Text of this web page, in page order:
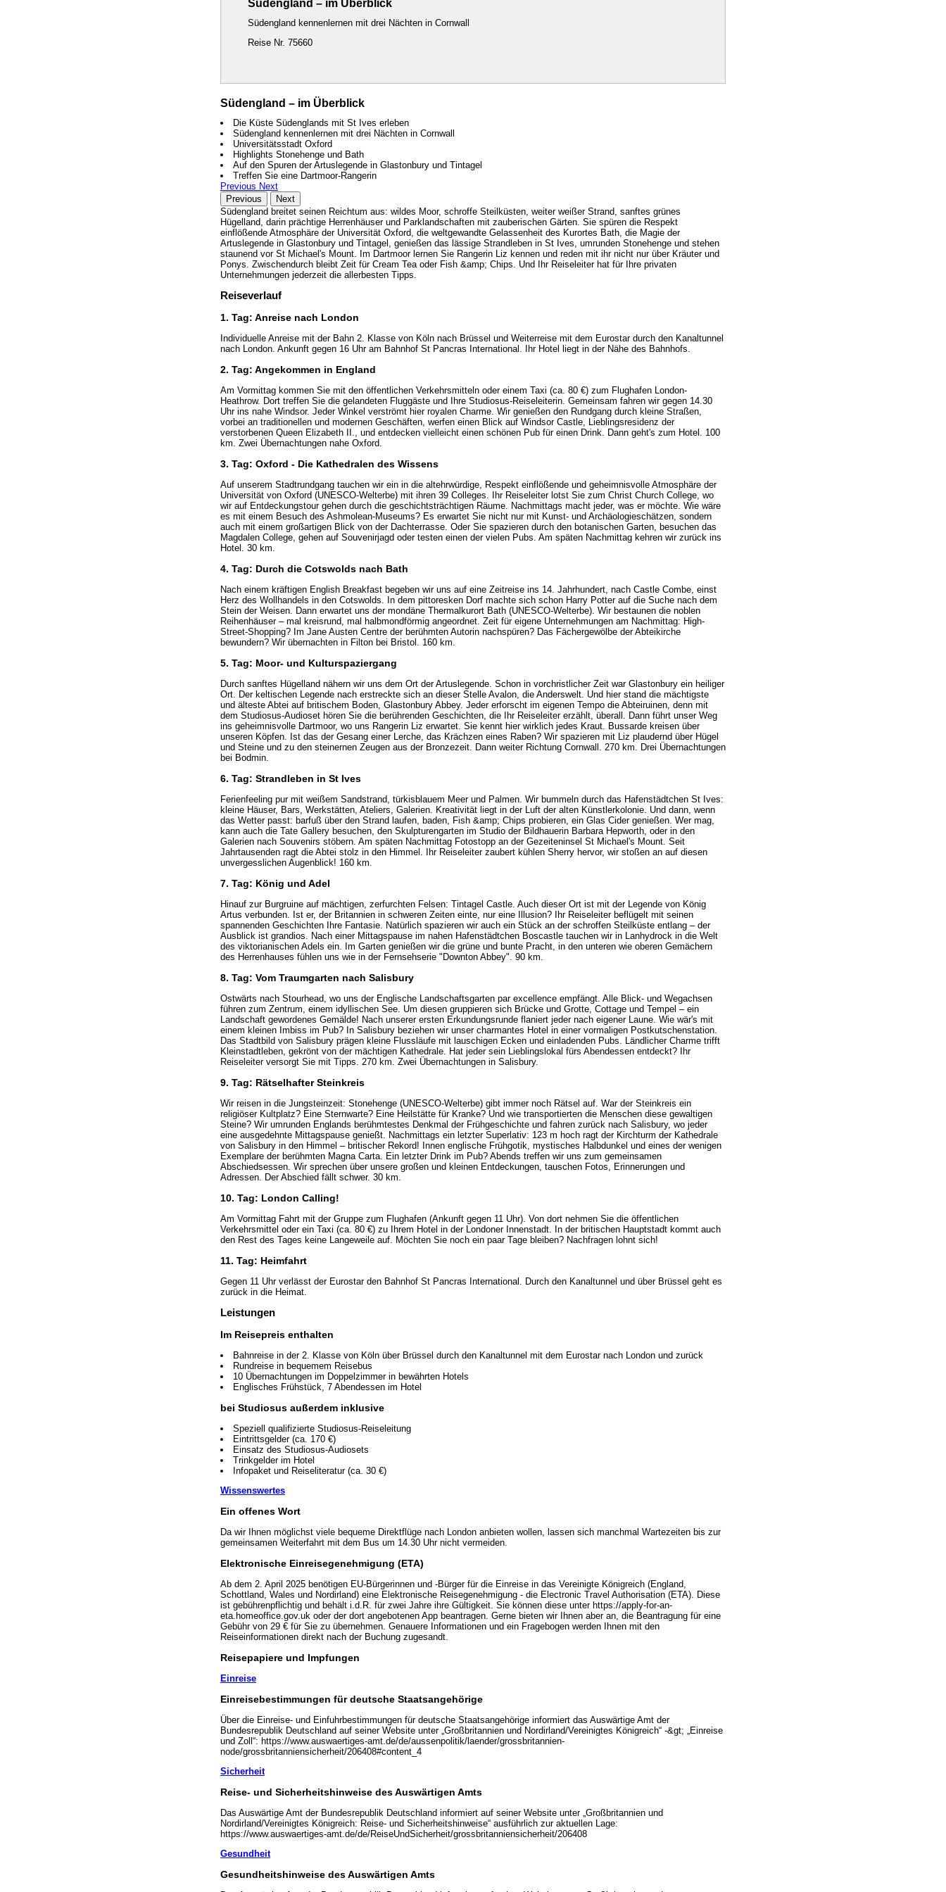
Südengland – im Überblick
Südengland kennenlernen mit drei Nächten in Cornwall
Reise Nr. 75660
Südengland – im Überblick
Die Küste Südenglands mit St Ives erleben
Südengland kennenlernen mit drei Nächten in Cornwall
Universitätsstadt Oxford
Highlights Stonehenge und Bath
Auf den Spuren der Artuslegende in Glastonbury und Tintagel
Treffen Sie eine Dartmoor-Rangerin
Previous Next
Previous
Next
Südengland breitet seinen Reichtum aus: wildes Moor, schroffe Steilküsten, weiter weißer Strand, sanftes grünes
Hügelland, darin prächtige Herrenhäuser und Parklandschaften mit zauberischen Gärten. Sie spüren die Respekt
einflößende Atmosphäre der Universität Oxford, die weltgewandte Gelassenheit des Kurortes Bath, die Magie der
Artuslegende in Glastonbury und Tintagel, genießen das lässige Strandleben in St Ives, umrunden Stonehenge und stehen
staunend vor St Michael's Mount. Im Dartmoor lernen Sie Rangerin Liz kennen und reden mit ihr nicht nur über Kräuter und
Ponys. Zwischendurch bleibt Zeit für Cream Tea oder Fish &amp; Chips. Und Ihr Reiseleiter hat für Ihre privaten
Unternehmungen jederzeit die allerbesten Tipps.
Reiseverlauf
1. Tag: Anreise nach London
Individuelle Anreise mit der Bahn 2. Klasse von Köln nach Brüssel und Weiterreise mit dem Eurostar durch den Kanaltunnel
nach London. Ankunft gegen 16 Uhr am Bahnhof St Pancras International. Ihr Hotel liegt in der Nähe des Bahnhofs.
2. Tag: Angekommen in England
Am Vormittag kommen Sie mit den öffentlichen Verkehrsmitteln oder einem Taxi (ca. 80 €) zum Flughafen London-
Heathrow. Dort treffen Sie die gelandeten Fluggäste und Ihre Studiosus-Reiseleiterin. Gemeinsam fahren wir gegen 14.30
Uhr ins nahe Windsor. Jeder Winkel verströmt hier royalen Charme. Wir genießen den Rundgang durch kleine Straßen,
vorbei an traditionellen und modernen Geschäften, werfen einen Blick auf Windsor Castle, Lieblingsresidenz der
verstorbenen Queen Elizabeth II., und entdecken vielleicht einen schönen Pub für einen Drink. Dann geht's zum Hotel. 100
km. Zwei Übernachtungen nahe Oxford.
3. Tag: Oxford - Die Kathedralen des Wissens
Auf unserem Stadtrundgang tauchen wir ein in die altehrwürdige, Respekt einflößende und geheimnisvolle Atmosphäre der
Universität von Oxford (UNESCO-Welterbe) mit ihren 39 Colleges. Ihr Reiseleiter lotst Sie zum Christ Church College, wo
wir auf Entdeckungstour gehen durch die geschichtsträchtigen Räume. Nachmittags macht jeder, was er möchte. Wie wäre
es mit einem Besuch des Ashmolean-Museums? Es erwartet Sie nicht nur mit Kunst- und Archäologieschätzen, sondern
auch mit einem großartigen Blick von der Dachterrasse. Oder Sie spazieren durch den botanischen Garten, besuchen das
Magdalen College, gehen auf Souvenirjagd oder testen einen der vielen Pubs. Am späten Nachmittag kehren wir zurück ins
Hotel. 30 km.
4. Tag: Durch die Cotswolds nach Bath
Nach einem kräftigen English Breakfast begeben wir uns auf eine Zeitreise ins 14. Jahrhundert, nach Castle Combe, einst
Herz des Wollhandels in den Cotswolds. In dem pittoresken Dorf machte sich schon Harry Potter auf die Suche nach dem
Stein der Weisen. Dann erwartet uns der mondäne Thermalkurort Bath (UNESCO-Welterbe). Wir bestaunen die noblen
Reihenhäuser – mal kreisrund, mal halbmondförmig angeordnet. Zeit für eigene Unternehmungen am Nachmittag: High-
Street-Shopping? Im Jane Austen Centre der berühmten Autorin nachspüren? Das Fächergewölbe der Abteikirche
bewundern? Wir übernachten in Filton bei Bristol. 160 km.
5. Tag: Moor- und Kulturspaziergang
Durch sanftes Hügelland nähern wir uns dem Ort der Artuslegende. Schon in vorchristlicher Zeit war Glastonbury ein heiliger
Ort. Der keltischen Legende nach erstreckte sich an dieser Stelle Avalon, die Anderswelt. Und hier stand die mächtigste
und älteste Abtei auf britischem Boden, Glastonbury Abbey. Jeder erforscht im eigenen Tempo die Abteiruinen, denn mit
dem Studiosus-Audioset hören Sie die berührenden Geschichten, die Ihr Reiseleiter erzählt, überall. Dann führt unser Weg
ins geheimnisvolle Dartmoor, wo uns Rangerin Liz erwartet. Sie kennt hier wirklich jedes Kraut. Bussarde kreisen über
unseren Köpfen. Ist das der Gesang einer Lerche, das Krächzen eines Raben? Wir spazieren mit Liz plaudernd über Hügel
und Steine und zu den steinernen Zeugen aus der Bronzezeit. Dann weiter Richtung Cornwall. 270 km. Drei Übernachtungen
bei Bodmin.
6. Tag: Strandleben in St Ives
Ferienfeeling pur mit weißem Sandstrand, türkisblauem Meer und Palmen. Wir bummeln durch das Hafenstädtchen St Ives:
kleine Häuser, Bars, Werkstätten, Ateliers, Galerien. Kreativität liegt in der Luft der alten Künstlerkolonie. Und dann, wenn
das Wetter passt: barfuß über den Strand laufen, baden, Fish &amp; Chips probieren, ein Glas Cider genießen. Wer mag,
kann auch die Tate Gallery besuchen, den Skulpturengarten im Studio der Bildhauerin Barbara Hepworth, oder in den
Galerien nach Souvenirs stöbern. Am späten Nachmittag Fotostopp an der Gezeiteninsel St Michael's Mount. Seit
Jahrtausenden ragt die Abtei stolz in den Himmel. Ihr Reiseleiter zaubert kühlen Sherry hervor, wir stoßen an auf diesen
unvergesslichen Augenblick! 160 km.
7. Tag: König und Adel
Hinauf zur Burgruine auf mächtigen, zerfurchten Felsen: Tintagel Castle. Auch dieser Ort ist mit der Legende von König
Artus verbunden. Ist er, der Britannien in schweren Zeiten einte, nur eine Illusion? Ihr Reiseleiter beflügelt mit seinen
spannenden Geschichten Ihre Fantasie. Natürlich spazieren wir auch ein Stück an der schroffen Steilküste entlang – der
Ausblick ist grandios. Nach einer Mittagspause im nahen Hafenstädtchen Boscastle tauchen wir in Lanhydrock in die Welt
des viktorianischen Adels ein. Im Garten genießen wir die grüne und bunte Pracht, in den unteren wie oberen Gemächern
des Herrenhauses fühlen uns wie in der Fernsehserie "Downton Abbey". 90 km.
8. Tag: Vom Traumgarten nach Salisbury
Ostwärts nach Stourhead, wo uns der Englische Landschaftsgarten par excellence empfängt. Alle Blick- und Wegachsen
führen zum Zentrum, einem idyllischen See. Um diesen gruppieren sich Brücke und Grotte, Cottage und Tempel – ein
Landschaft gewordenes Gemälde! Nach unserer ersten Erkundungsrunde flaniert jeder nach eigener Laune. Wie wär's mit
einem kleinen Imbiss im Pub? In Salisbury beziehen wir unser charmantes Hotel in einer vormaligen Postkutschenstation.
Das Stadtbild von Salisbury prägen kleine Flussläufe mit lauschigen Ecken und einladenden Pubs. Ländlicher Charme trifft
Kleinstadtleben, gekrönt von der mächtigen Kathedrale. Hat jeder sein Lieblingslokal fürs Abendessen entdeckt? Ihr
Reiseleiter versorgt Sie mit Tipps. 270 km. Zwei Übernachtungen in Salisbury.
9. Tag: Rätselhafter Steinkreis
Wir reisen in die Jungsteinzeit: Stonehenge (UNESCO-Welterbe) gibt immer noch Rätsel auf. War der Steinkreis ein
religiöser Kultplatz? Eine Sternwarte? Eine Heilstätte für Kranke? Und wie transportierten die Menschen diese gewaltigen
Steine? Wir umrunden Englands berühmtestes Denkmal der Frühgeschichte und fahren zurück nach Salisbury, wo jeder
eine ausgedehnte Mittagspause genießt. Nachmittags ein letzter Superlativ: 123 m hoch ragt der Kirchturm der Kathedrale
von Salisbury in den Himmel – britischer Rekord! Innen englische Frühgotik, mystisches Halbdunkel und eines der wenigen
Exemplare der berühmten Magna Carta. Ein letzter Drink im Pub? Abends treffen wir uns zum gemeinsamen
Abschiedsessen. Wir sprechen über unsere großen und kleinen Entdeckungen, tauschen Fotos, Erinnerungen und
Adressen. Der Abschied fällt schwer. 30 km.
10. Tag: London Calling!
Am Vormittag Fahrt mit der Gruppe zum Flughafen (Ankunft gegen 11 Uhr). Von dort nehmen Sie die öffentlichen
Verkehrsmittel oder ein Taxi (ca. 80 €) zu Ihrem Hotel in der Londoner Innenstadt. In der britischen Hauptstadt kommt auch
den Rest des Tages keine Langeweile auf. Möchten Sie noch ein paar Tage bleiben? Nachfragen lohnt sich!
11. Tag: Heimfahrt
Gegen 11 Uhr verlässt der Eurostar den Bahnhof St Pancras International. Durch den Kanaltunnel und über Brüssel geht es
zurück in die Heimat.
Leistungen
Im Reisepreis enthalten
Bahnreise in der 2. Klasse von Köln über Brüssel durch den Kanaltunnel mit dem Eurostar nach London und zurück
Rundreise in bequemem Reisebus
10 Übernachtungen im Doppelzimmer in bewährten Hotels
Englisches Frühstück, 7 Abendessen im Hotel
bei Studiosus außerdem inklusive
Speziell qualifizierte Studiosus-Reiseleitung
Eintrittsgelder (ca. 170 €)
Einsatz des Studiosus-Audiosets
Trinkgelder im Hotel
Infopaket und Reiseliteratur (ca. 30 €)
Wissenswertes
Ein offenes Wort
Da wir Ihnen möglichst viele bequeme Direktflüge nach London anbieten wollen, lassen sich manchmal Wartezeiten bis zur
gemeinsamen Weiterfahrt mit dem Bus um 14.30 Uhr nicht vermeiden.
Elektronische Einreisegenehmigung (ETA)
Ab dem 2. April 2025 benötigen EU-Bürgerinnen und -Bürger für die Einreise in das Vereinigte Königreich (England,
Schottland, Wales und Nordirland) eine Elektronische Reisegenehmigung - die Electronic Travel Authorisation (ETA). Diese
ist gebührenpflichtig und behält i.d.R. für zwei Jahre ihre Gültigkeit. Sie können diese unter https://apply-for-an-
eta.homeoffice.gov.uk oder der dort angebotenen App beantragen. Gerne bieten wir Ihnen aber an, die Beantragung für eine
Gebühr von 29 € für Sie zu übernehmen. Genauere Informationen und ein Fragebogen werden Ihnen mit den
Reiseinformationen direkt nach der Buchung zugesandt.
Reisepapiere und Impfungen
Einreise
Einreisebestimmungen für deutsche Staatsangehörige
Über die Einreise- und Einfuhrbestimmungen für deutsche Staatsangehörige informiert das Auswärtige Amt der
Bundesrepublik Deutschland auf seiner Website unter „Großbritannien und Nordirland/Vereinigtes Königreich“ -&gt; „Einreise
und Zoll“: https://www.auswaertiges-amt.de/de/aussenpolitik/laender/grossbritannien-
node/grossbritanniensicherheit/206408#content_4
Sicherheit
Reise- und Sicherheitshinweise des Auswärtigen Amts
Das Auswärtige Amt der Bundesrepublik Deutschland informiert auf seiner Website unter „Großbritannien und
Nordirland/Vereinigtes Königreich: Reise- und Sicherheitshinweise“ ausführlich zur aktuellen Lage:
https://www.auswaertiges-amt.de/de/ReiseUndSicherheit/grossbritanniensicherheit/206408
Gesundheit
Gesundheitshinweise des Auswärtigen Amts